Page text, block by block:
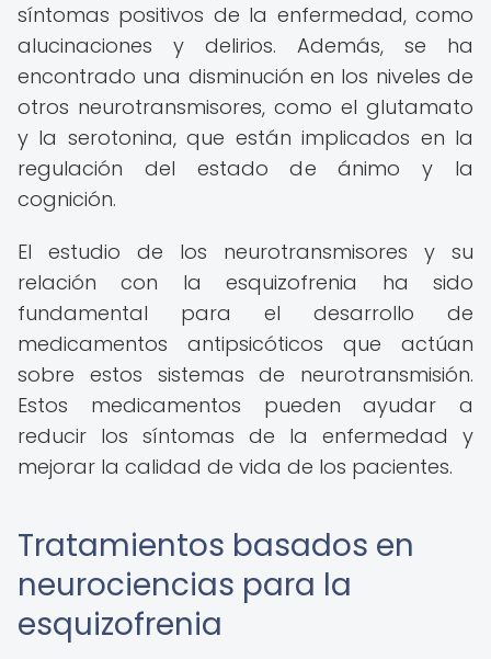
síntomas positivos de la enfermedad, como
alucinaciones y delirios. Además, se ha
encontrado una disminución en los niveles de
otros neurotransmisores, como el glutamato
y la serotonina, que están implicados en la
regulación del estado de ánimo y la
cognición.
El estudio de los neurotransmisores y su
relación con la esquizofrenia ha sido
fundamental para el desarrollo de
medicamentos antipsicóticos que actúan
sobre estos sistemas de neurotransmisión.
Estos medicamentos pueden ayudar a
reducir los síntomas de la enfermedad y
mejorar la calidad de vida de los pacientes.
Tratamientos basados en
neurociencias para la
esquizofrenia